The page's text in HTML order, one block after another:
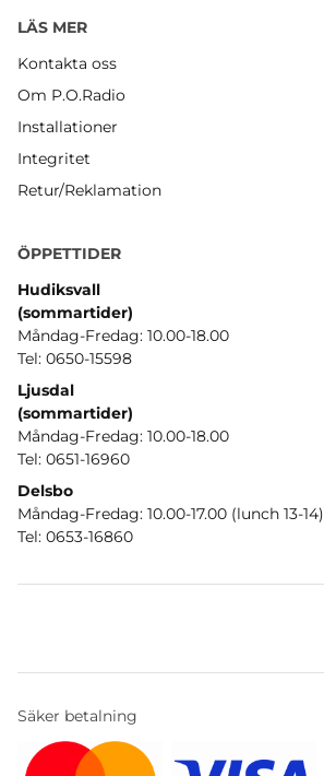
LÄS MER
Kontakta oss
Om P.O.Radio
Installationer
Integritet
Retur/Reklamation
ÖPPETTIDER
Hudiksvall
(sommartider)
Måndag-Fredag: 10.00-18.00
Tel: 0650-15598
Ljusdal
(sommartider)
Måndag-Fredag: 10.00-18.00
Tel: 0651-16960
Delsbo
Måndag-Fredag: 10.00-17.00 (lunch 13-14)
Tel: 0653-16860
Säker betalning